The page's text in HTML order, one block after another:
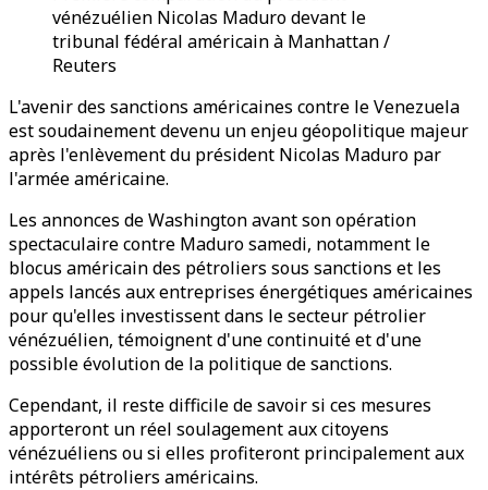
vénézuélien Nicolas Maduro devant le
tribunal fédéral américain à Manhattan /
Reuters
L'avenir des sanctions américaines contre le Venezuela
est soudainement devenu un enjeu géopolitique majeur
après l'enlèvement du président Nicolas Maduro par
l'armée américaine.
Les annonces de Washington avant son opération
spectaculaire contre Maduro samedi, notamment le
blocus américain des pétroliers sous sanctions et les
appels lancés aux entreprises énergétiques américaines
pour qu'elles investissent dans le secteur pétrolier
vénézuélien, témoignent d'une continuité et d'une
possible évolution de la politique de sanctions.
Cependant, il reste difficile de savoir si ces mesures
apporteront un réel soulagement aux citoyens
vénézuéliens ou si elles profiteront principalement aux
intérêts pétroliers américains.